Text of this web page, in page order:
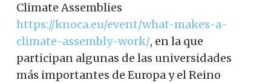
Climate Assemblies
https://knoca.eu/event/what-makes-a-
climate-assembly-work/, en la que
participan algunas de las universidades
más importantes de Europa y el Reino